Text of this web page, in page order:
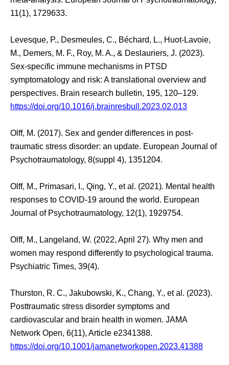
11(1), 1729633.
Levesque, P., Desmeules, C., Béchard, L., Huot-Lavoie,
M., Demers, M. F., Roy, M. A., & Deslauriers, J. (2023).
Sex-specific immune mechanisms in PTSD
symptomatology and risk: A translational overview and
perspectives. Brain research bulletin, 195, 120–129.
https://doi.org/10.1016/j.brainresbull.2023.02.013
Olff, M. (2017). Sex and gender differences in post-
traumatic stress disorder: an update. European Journal of
Psychotraumatology, 8(suppl 4), 1351204.
Olff, M., Primasari, I., Qing, Y., et al. (2021). Mental health
responses to COVID-19 around the world. European
Journal of Psychotraumatology, 12(1), 1929754.
Olff, M., Langeland, W. (2022, April 27). Why men and
women may respond differently to psychological trauma.
Psychiatric Times, 39(4).
Thurston, R. C., Jakubowski, K., Chang, Y., et al. (2023).
Posttraumatic stress disorder symptoms and
cardiovascular and brain health in women. JAMA
Network Open, 6(11), Article e2341388.
https://doi.org/10.1001/jamanetworkopen.2023.41388